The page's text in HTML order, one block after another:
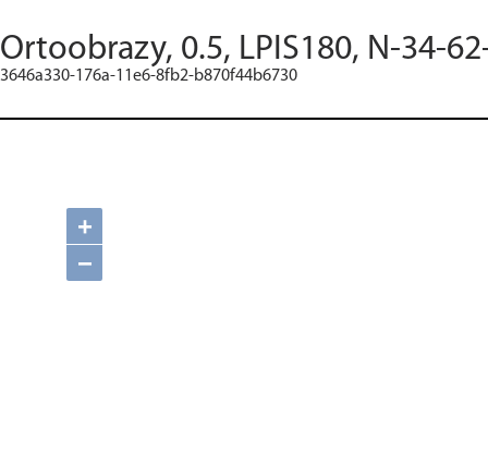
Ortoobrazy, 0.5, LPIS180, N-34-
3646a330-176a-11e6-8fb2-b870f44b6730
+
−